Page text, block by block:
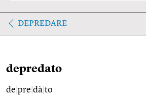
DEPREDARE
depredato
de pre dà to